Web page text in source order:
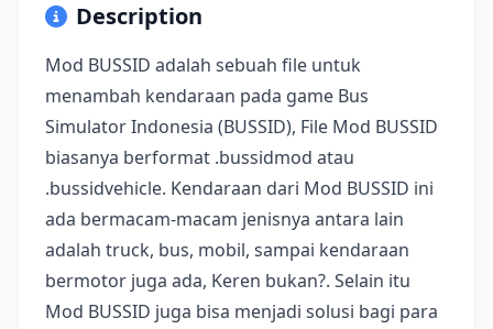
Description
Mod BUSSID adalah sebuah file untuk
menambah kendaraan pada game Bus
Simulator Indonesia (BUSSID), File Mod BUSSID
biasanya berformat .bussidmod atau
.bussidvehicle. Kendaraan dari Mod BUSSID ini
ada bermacam-macam jenisnya antara lain
adalah truck, bus, mobil, sampai kendaraan
bermotor juga ada, Keren bukan?. Selain itu
Mod BUSSID juga bisa menjadi solusi bagi para